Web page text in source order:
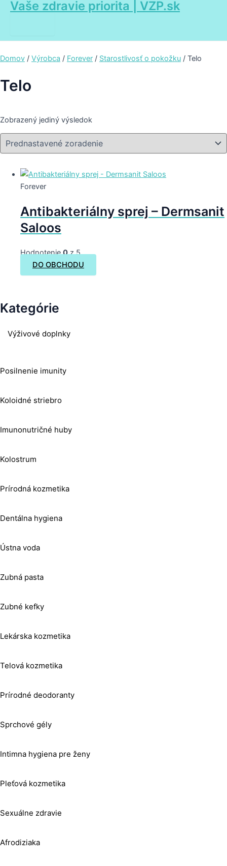
Preskočiť
Vaše zdravie priorita | VZP.sk
Main
Menu
Kategórie
Výživové doplnky
Posilnenie imunity
Koloidné striebro
Imunonutričné huby
Kolostrum
Prírodná kozmetika
Dentálna hygiena
Ústna voda
Zubná pasta
Zubné kefky
Lekárska kozmetika
Telová kozmetika
Prírodné deodoranty
Sprchové gély
Intimna hygiena pre ženy
Pleťová kozmetika
Sexuálne zdravie
Afrodiziaka
Domov / Výrobca / Forever / Starostlivosť o pokožku / Telo
Telo
Zobrazený jediný výsledok
Forever
Antibakteriálny sprej – Dermsanit
Saloos
Hodnotenie0z 5
DO OBCHODU